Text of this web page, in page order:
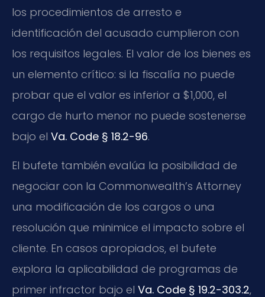
los procedimientos de arresto e
identificación del acusado cumplieron con
los requisitos legales. El valor de los bienes es
un elemento crítico: si la fiscalía no puede
probar que el valor es inferior a $1,000, el
cargo de hurto menor no puede sostenerse
bajo el Va. Code § 18.2-96.
El bufete también evalúa la posibilidad de
negociar con la Commonwealth’s Attorney
una modificación de los cargos o una
resolución que minimice el impacto sobre el
cliente. En casos apropiados, el bufete
explora la aplicabilidad de programas de
primer infractor bajo el Va. Code § 19.2-303.2,